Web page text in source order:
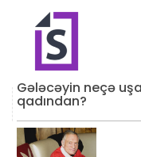
Gələcəyin neçə
qadından?